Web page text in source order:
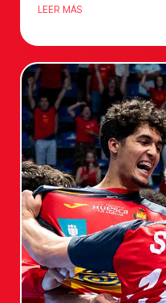
LEER MÁS